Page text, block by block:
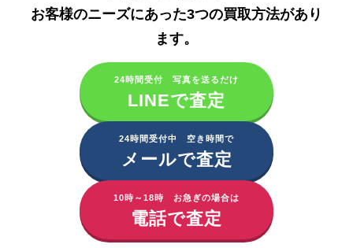
お客様のニーズにあった3つの買取方法があり
ます。​
24時間受付 写真を送るだけ
LINEで査定
24時間受付中 空き時間で
メールで査定
10時～18時 お急ぎの場合は
電話で査定